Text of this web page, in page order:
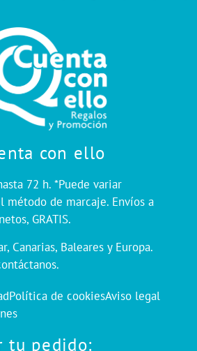
con ello
72 h. *Puede variar
método de marcaje. Envíos a
GRATIS.
Canarias, Baleares y Europa.
Política de cookiesAviso legal
tu pedido: